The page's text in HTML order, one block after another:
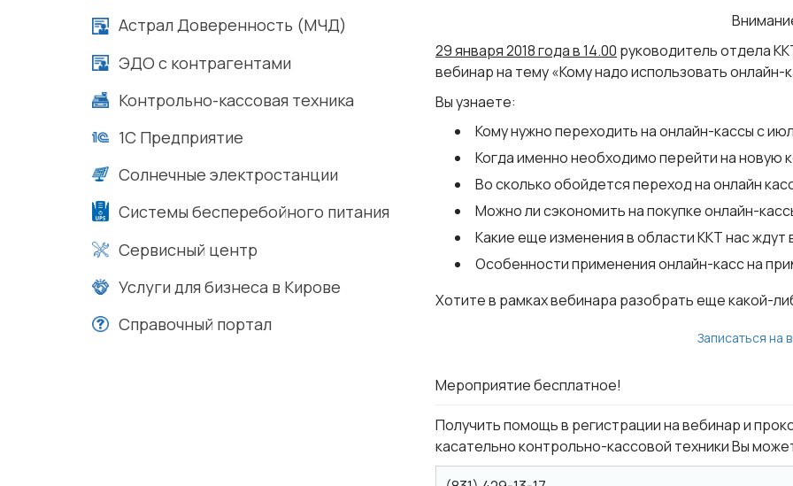
Астрал Доверенность (МЧД)
ЭДО с контрагентами
Контрольно-кассовая техника
1С Предприятие
Солнечные электростанции
Системы бесперебойного питания
Сервисный центр
Услуги для бизнеса в Кирове
Справочный портал
29 января 2018 года в 14.00 руководитель отдела
вебинар на тему «Кому надо использовать онлайн-
Вы узнаете:
Кому нужно переходить на онлайн-кассы с
Когда именно необходимо перейти на новую
Во сколько обойдется переход на онлайн
Можно ли сэкономить на покупке онлайн-
Какие еще изменения в области ККТ нас
Особенности применения онлайн-касс на
Хотите в рамках вебинара разобрать еще какой-
Записаться на
Мероприятие бесплатное!
Получить помощь в регистрации на вебинар и
касательно контрольно-кассовой техники Вы